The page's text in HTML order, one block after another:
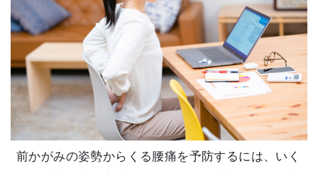
前かがみの姿勢からくる腰痛を予防するには、いく